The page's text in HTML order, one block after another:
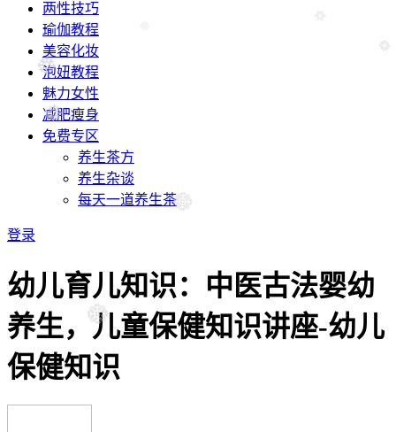
两性技巧
瑜伽教程
美容化妆
泡妞教程
魅力女性
减肥瘦身
免费专区
养生茶方
养生杂谈
每天一道养生茶
登录
幼儿育儿知识：中医古法婴幼
养生，儿童保健知识讲座-幼儿
保健知识